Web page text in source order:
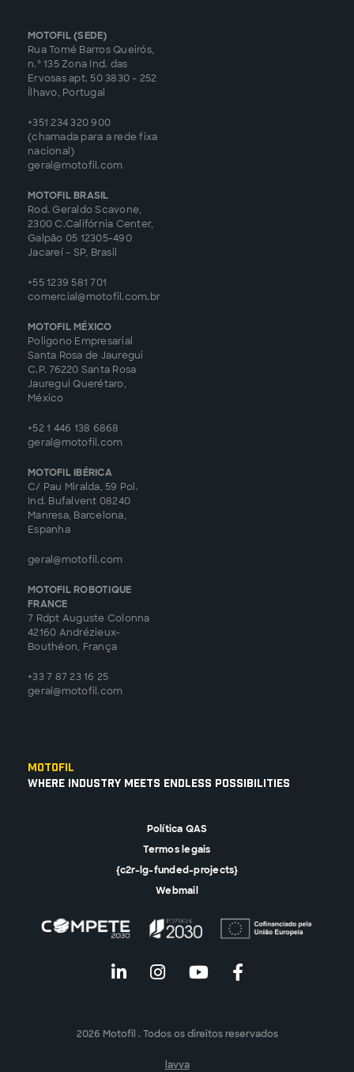
MOTOFIL (SEDE)
Rua Tomé Barros Queirós,
n.º 135 Zona Ind. das
Ervosas apt. 50 3830 - 252
Ílhavo, Portugal
+351 234 320 900
(chamada para a rede fixa
nacional)
geral@motofil.com
MOTOFIL BRASIL
Rod. Geraldo Scavone,
2300 C.Califórnia Center,
Galpão 05 12305-490
Jacareí - SP, Brasil
+55 1239 581 701
comercial@motofil.com.br
MOTOFIL MÉXICO
Poligono Empresarial
Santa Rosa de Jauregui
C.P. 76220 Santa Rosa
Jauregui Querétaro,
México
+52 1 446 138 6868
geral@motofil.com
MOTOFIL IBÉRICA
C/ Pau Miralda, 59 Pol.
Ind. Bufalvent 08240
Manresa, Barcelona,
Espanha
geral@motofil.com
MOTOFIL ROBOTIQUE
FRANCE
7 Rdpt Auguste Colonna
42160 Andrézieux-
Bouthéon, França
+33 7 87 23 16 25
geral@motofil.com
Motofil
Where Industry Meets Endless Possibilities
Política QAS
Termos legais
{c2r-lg-funded-projects}
Webmail
2026 Motofil . Todos os direitos reservados
lavva